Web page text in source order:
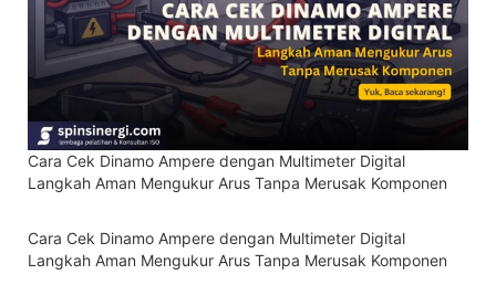
Cara Cek Dinamo Ampere dengan Multimeter Digital
Langkah Aman Mengukur Arus Tanpa Merusak Komponen
Cara Cek Dinamo Ampere dengan Multimeter Digital
Langkah Aman Mengukur Arus Tanpa Merusak Komponen